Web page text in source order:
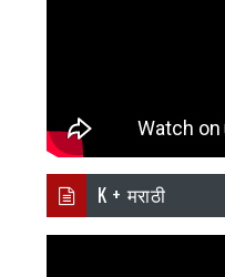
K + मराठी